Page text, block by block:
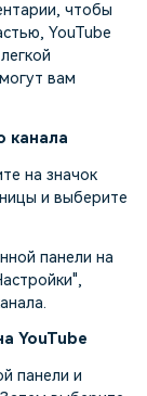
чтобы
YouTube
вам
канала
на значок
и выберите
панели на
YouTube
панели и